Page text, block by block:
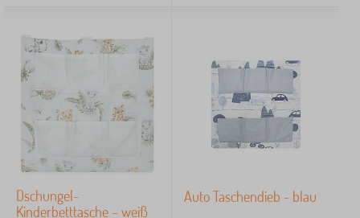
Dschungel-
Kinderbetttasche – weiß
Auto Taschendieb - blau